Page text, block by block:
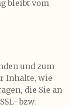
bleibt vom
und zum
Inhalte, wie
die Sie an
bzw.